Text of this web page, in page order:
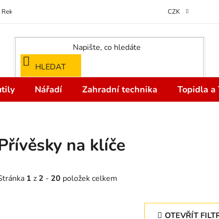
Reklamace Odstoupení od
CZK
HLEDAT
Nářadí Zahradní technika Topidla a
na klíče
1 z 2 - 20 položek celkem
OTEVŘÍT